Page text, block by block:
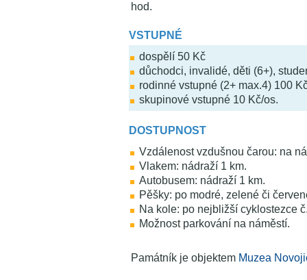
hod.
VSTUPNÉ
dospělí 50 Kč
důchodci, invalidé, děti (6+),
rodinné vstupné (2+ max.4) 100
skupinové vstupné 10 Kč/os.
DOSTUPNOST
Vzdálenost vzdušnou čarou: na
Vlakem: nádraží 1 km.
Autobusem: nádraží 1 km.
Pěšky: po modré, zelené či
Na kole: po nejbližší cyklostezce
Možnost parkování na náměstí.
Památník je objektem Muzea